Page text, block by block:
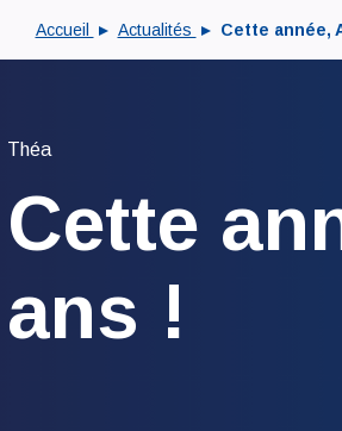
Accueil Actualités Cette année,
Théa
Cette
ans !